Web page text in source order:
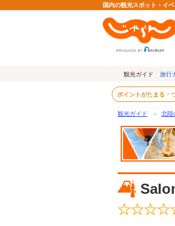
国内の観光スポット・イ
観光ガイド 旅行
ポイントがたまる・
観光ガイド ＞ 北陸